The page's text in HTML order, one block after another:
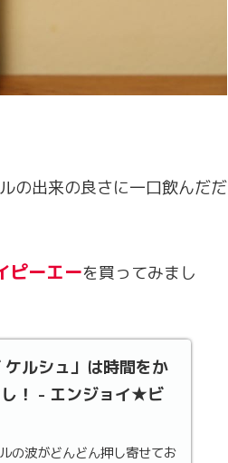
の出来の良さに一口飲んだだ
ピーエーを買ってみまし
ルシュ」は時間をか
！ - エンジョイ★ビ
の波がどんどん押し寄せてお